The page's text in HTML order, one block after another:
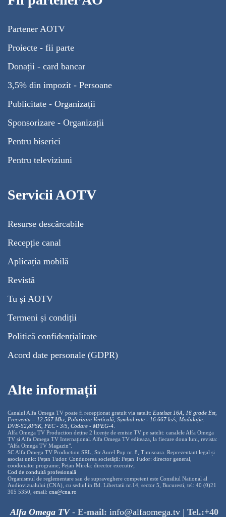
Partener AOTV
Proiecte - fii parte
Donații - card bancar
3,5% din impozit - Persoane
Publicitate - Organizații
Sponsorizare - Organizații
Pentru biserici
Pentru televiziuni
Servicii AOTV
Resurse descărcabile
Recepție canal
Aplicația mobilă
Revistă
Tu și AOTV
Termeni și condiții
Politică confidențialitate
Acord date personale (GDPR)
Alte informații
Canalul Alfa Omega TV poate fi recepționat gratuit via satelit: Eutelsat 16A, 16 grade Est,
Frecventa – 12.567 Mhz, Polarizare Verticală, Symbol rate - 16.667 ks/s, Modulație:
DVB-S2,8PSK, FEC - 3/5, Codare - MPEG-4.
Alfa Omega TV Production deține 2 licențe de emisie TV pe satelit: canalele Alfa Omega
TV și Alfa Omega TV Internațional. Alfa Omega TV editeaza, la fiecare doua luni, revista:
"Alfa Omega TV Magazin".
SC Alfa Omega TV Production SRL, Str Aurel Pop nr. 8, Timisoara. Reprezentant legal și
asociat unic: Pețan Tudor. Conducerea societății: Pețan Tudor: director general,
coodonator programe; Pețan Mirela: director executiv;
Cod de conduită profesională
Organismul de reglementare sau de supraveghere competent este Consiliul National al
Audiovizualului (CNA), cu sediul in Bd. Libertatii nr.14, sector 5, Bucuresti, tel: 40 (0)21
305 5350, email: cna@cna.ro
Alfa Omega TV- E-mail: info@alfaomega.tv | Tel.:+40